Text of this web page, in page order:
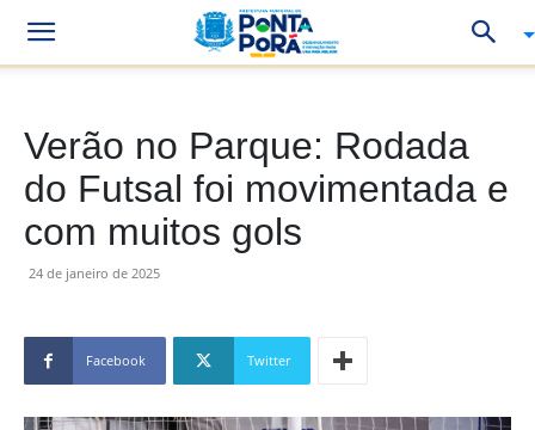
Verão no Parque: Rodada
do Futsal foi movimentada e
com muitos gols
24 de janeiro de 2025
Facebook Twitter